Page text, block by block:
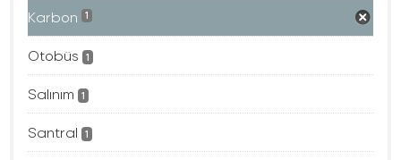
Karbon 1
Otobüs 1
Salınım 1
Santral 1